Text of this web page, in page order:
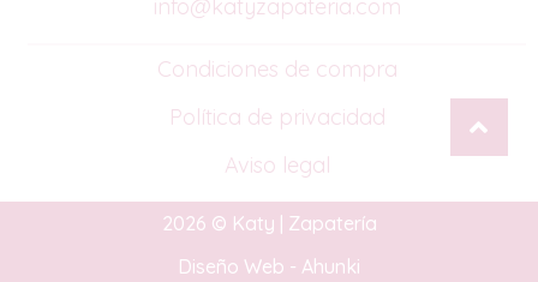
info@katyzapateria.com
Condiciones de compra
Política de privacidad
Aviso legal
2026 © Katy | Zapatería
Diseño Web - Ahunki